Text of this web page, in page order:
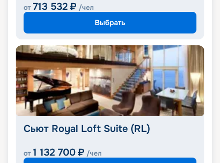
от 713 532 ₽ /чел
Выбрать
Сьют Royal Loft Suite (RL)
от 1 132 700 ₽ /чел